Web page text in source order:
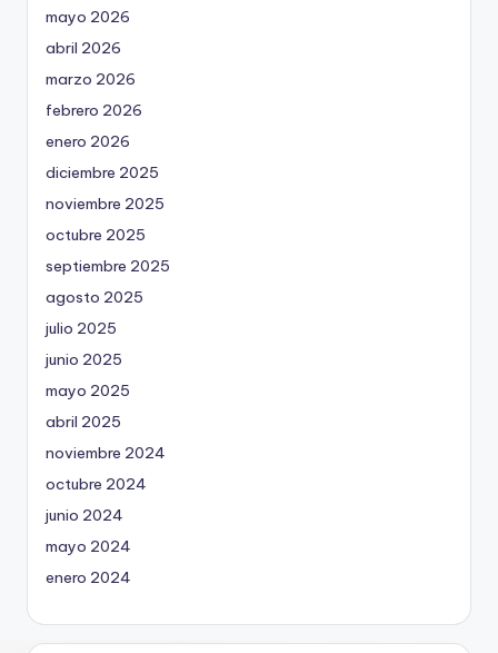
mayo 2026
abril 2026
marzo 2026
febrero 2026
enero 2026
diciembre 2025
noviembre 2025
octubre 2025
septiembre 2025
agosto 2025
julio 2025
junio 2025
mayo 2025
abril 2025
noviembre 2024
octubre 2024
junio 2024
mayo 2024
enero 2024